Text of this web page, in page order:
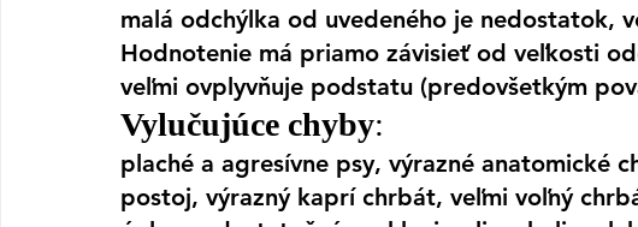
malá odchýlka od uvedeného je nedostatok,
Hodnotenie má priamo závisieť od veľkosti
veľmi ovplyvňuje podstatu (predovšetkým
Vylučujúce chyby:
plaché a agresívne psy, výrazné anatomické
postoj, výrazný kaprí chrbát, veľmi voľný